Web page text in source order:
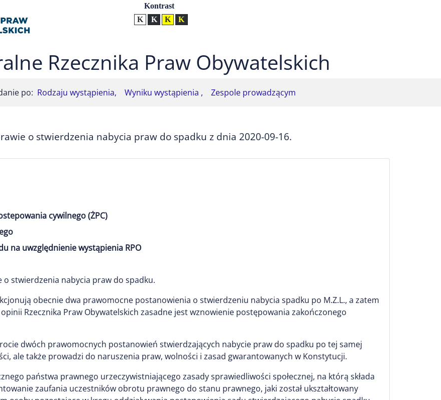
UstawieniaKontrast
Kontrast normalny
Kontrast biały tekst na czarnym
Kontrast czarny tekst na żółtym
Rzecznika Praw Obywatelskich
po: Rodzaju wystąpienia, Wyniku wystąpienia , Zespole prowadzącym
o stwierdzenia nabycia praw do spadku z dnia 2020-09-16.
cywilnego (ŻPC)
na uwzględnienie wystąpienia RPO
stwierdzenia nabycia praw do spadku.
obecnie dwa prawomocne postanowienia o stwierdzeniu nabycia spadku po M.Z.L., a zatem
Rzecznika Praw Obywatelskich zasadne jest wznowienie postępowania zakończonego
dwóch prawomocnych postanowień stwierdzających nabycie praw do spadku po tej samej
ale także prowadzi do naruszenia praw, wolności i zasad gwarantowanych w Konstytucji.
państwa prawnego urzeczywistniającego zasady sprawiedliwości społecznej, na którą składa
zaufania uczestników obrotu prawnego do stanu prawnego, jaki został ukształtowany